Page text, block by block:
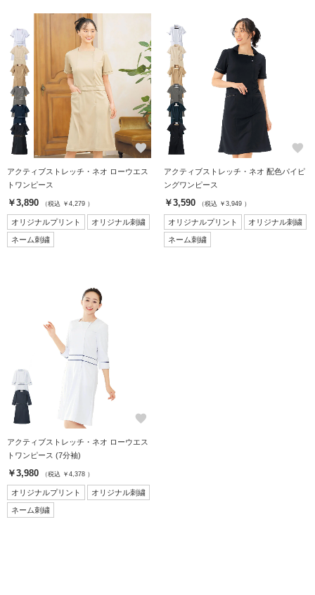
favorite
アクティブストレッチ・ネオ ローウエス
トワンピース
￥3,890 （税込 ￥4,279 ）
オリジナルプリント オリジナル刺繍
ネーム刺繍
favorite
アクティブストレッチ・ネオ 配色パイピ
ングワンピース
￥3,590 （税込 ￥3,949 ）
オリジナルプリント オリジナル刺繍
ネーム刺繍
favorite
アクティブストレッチ・ネオ ローウエス
トワンピース (7分袖)
￥3,980 （税込 ￥4,378 ）
オリジナルプリント オリジナル刺繍
ネーム刺繍